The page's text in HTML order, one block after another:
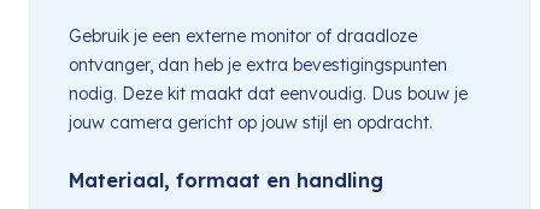
Gebruik je een externe monitor of draadloze
ontvanger, dan heb je extra bevestigingspunten
nodig. Deze kit maakt dat eenvoudig. Dus bouw je
jouw camera gericht op jouw stijl en opdracht.
Materiaal, formaat en handling